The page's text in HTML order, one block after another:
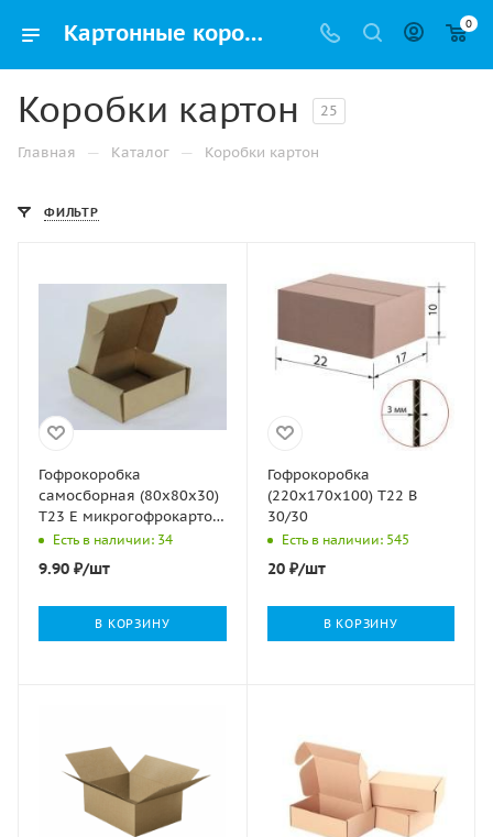
Картонные коробки – купить дешево в Москве оптом и в розницу с доставкой 0
Коробки картон 25
Главная — Каталог — Коробки картон
ФИЛЬТР
Гофрокоробка
самосборная (80х80х30)
Т23 Е микрогофрокартон
бурый 1/100
Есть в наличии: 34
9.90 ₽/шт
В КОРЗИНУ
Гофрокоробка
(220х170х100) Т22 В
30/30
Есть в наличии: 545
20₽/шт
В КОРЗИНУ